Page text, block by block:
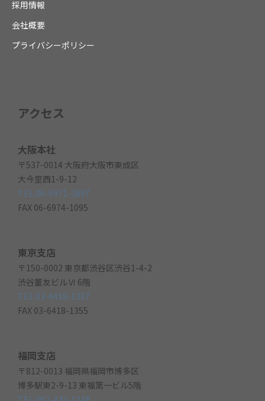
採用情報
会社概要
プライバシーポリシー
アクセス
大阪本社
〒537-0014 大阪府大阪市東成区
大今里西1-9-12
TEL 06-6971-3897
FAX 06-6974-1095
東京支店
〒150-0002 東京都渋谷区渋谷1-4-2
渋谷董友ビルⅥ 6階
TEL 03-6418-1357
FAX 03-6418-1355
福岡支店
〒812-0013 福岡県福岡市博多区
博多駅東2-9-13 東福第一ビル5階